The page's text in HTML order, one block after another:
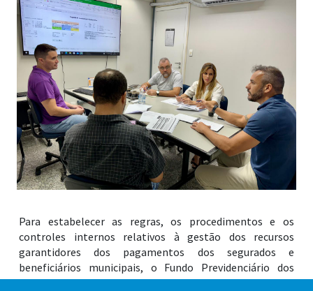
Para estabelecer as regras, os procedimentos e os
controles internos relativos à gestão dos recursos
garantidores dos pagamentos dos segurados e
beneficiários municipais, o Fundo Previdenciário dos
servidores públicos de Praia Grande (FPGPREV) definiu na